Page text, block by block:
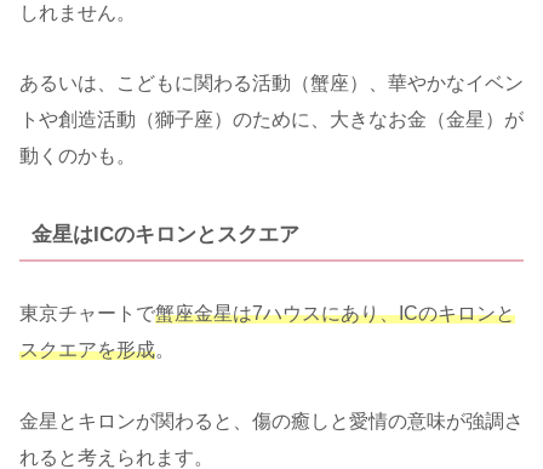
しれません。
あるいは、こどもに関わる活動（蟹座）、華やかなイベン
トや創造活動（獅子座）のために、大きなお金（金星）が
動くのかも。
金星はICのキロンとスクエア
東京チャートで蟹座金星は7ハウスにあり、ICのキロンと
スクエアを形成。
金星とキロンが関わると、傷の癒しと愛情の意味が強調さ
れると考えられます。